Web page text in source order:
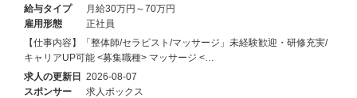
給与タイプ
月給30万円～70万円
雇用形態
正社員
【仕事内容】「整体師/セラピスト/マッサージ」未経験歓迎・研修充実/
キャリアUP可能 <募集職種> マッサージ <…
求人の更新日 2026-08-07
スポンサー
求人ボックス